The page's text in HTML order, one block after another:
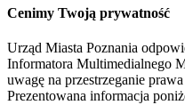
Cenimy Twoją prywatność
Urząd Miasta Poznania
Informatora Multimedialnego
uwagę na przestrzeganie
Prezentowana informacja